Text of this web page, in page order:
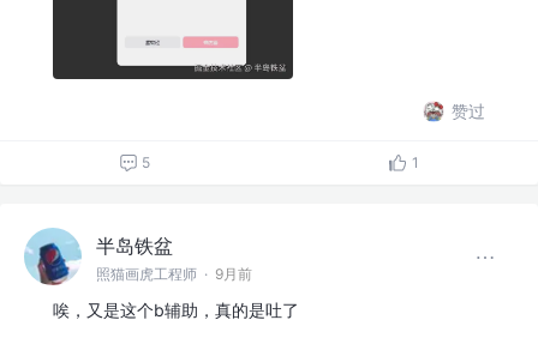
赞过
5 1
半岛铁盆
照猫画虎工程师 · 9月前
唉，又是这个b辅助，真的是吐了